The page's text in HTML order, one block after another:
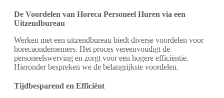
De Voordelen van Horeca Personeel Huren via een
Uitzendbureau
Werken met een uitzendbureau biedt diverse voordelen voor
horecaondernemers. Het proces vereenvoudigt de
personeelswerving en zorgt voor een hogere efficiëntie.
Hieronder bespreken we de belangrijkste voordelen.
Tijdbesparend en Efficiënt